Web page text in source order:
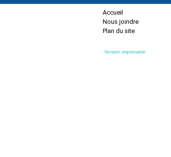
Accueil
Nous joindre
Plan du site
Version imprimable